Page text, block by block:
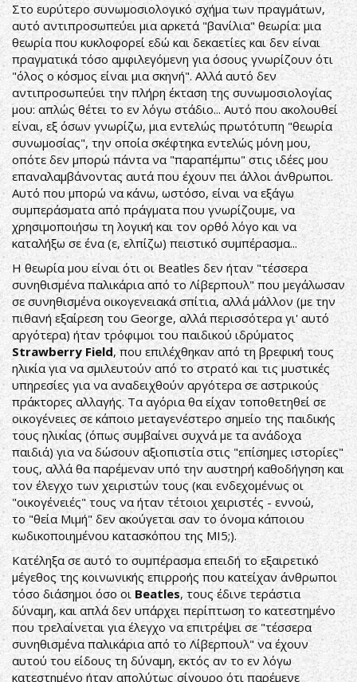
Στο ευρύτερο συνωμοσιολογικό σχήμα των πραγμάτων,
αυτό αντιπροσωπεύει μια αρκετά "βανίλια" θεωρία: μια
θεωρία που κυκλοφορεί εδώ και δεκαετίες και δεν είναι
πραγματικά τόσο αμφιλεγόμενη για όσους γνωρίζουν ότι
"όλος ο κόσμος είναι μια σκηνή". Αλλά αυτό δεν
αντιπροσωπεύει την πλήρη έκταση της συνωμοσιολογίας
μου: απλώς θέτει το εν λόγω στάδιο... Αυτό που ακολουθεί
είναι, εξ όσων γνωρίζω, μια εντελώς πρωτότυπη "θεωρία
συνωμοσίας", την οποία σκέφτηκα εντελώς μόνη μου,
οπότε δεν μπορώ πάντα να "παραπέμπω" στις ιδέες μου
επαναλαμβάνοντας αυτά που έχουν πει άλλοι άνθρωποι.
Αυτό που μπορώ να κάνω, ωστόσο, είναι να εξάγω
συμπεράσματα από πράγματα που γνωρίζουμε, να
χρησιμοποιήσω τη λογική και τον ορθό λόγο και να
καταλήξω σε ένα (ε, ελπίζω) πειστικό συμπέρασμα...
Η θεωρία μου είναι ότι οι Beatles δεν ήταν "τέσσερα
συνηθισμένα παλικάρια από το Λίβερπουλ" που μεγάλωσαν
σε συνηθισμένα οικογενειακά σπίτια, αλλά μάλλον (με την
πιθανή εξαίρεση του George, αλλά περισσότερα γι' αυτό
αργότερα) ήταν τρόφιμοι του παιδικού ιδρύματος
Strawberry Field, που επιλέχθηκαν από τη βρεφική τους
ηλικία για να σμιλευτούν από το στρατό και τις μυστικές
υπηρεσίες για να αναδειχθούν αργότερα σε αστρικούς
πράκτορες αλλαγής. Τα αγόρια θα είχαν τοποθετηθεί σε
οικογένειες σε κάποιο μεταγενέστερο σημείο της παιδικής
τους ηλικίας (όπως συμβαίνει συχνά με τα ανάδοχα
παιδιά) για να δώσουν αξιοπιστία στις "επίσημες ιστορίες"
τους, αλλά θα παρέμεναν υπό την αυστηρή καθοδήγηση και
τον έλεγχο των χειριστών τους (και ενδεχομένως οι
"οικογένειές" τους να ήταν τέτοιοι χειριστές - εννοώ,
το "θεία Μιμή" δεν ακούγεται σαν το όνομα κάποιου
κωδικοποιημένου κατασκόπου της MI5;).
Κατέληξα σε αυτό το συμπέρασμα επειδή το εξαιρετικό
μέγεθος της κοινωνικής επιρροής που κατείχαν άνθρωποι
τόσο διάσημοι όσο οι Beatles, τους έδινε τεράστια
δύναμη, και απλά δεν υπάρχει περίπτωση το κατεστημένο
που τρελαίνεται για έλεγχο να επιτρέψει σε "τέσσερα
συνηθισμένα παλικάρια από το Λίβερπουλ" να έχουν
αυτού του είδους τη δύναμη, εκτός αν το εν λόγω
κατεστημένο ήταν απολύτως σίγουρο ότι παρέμενε